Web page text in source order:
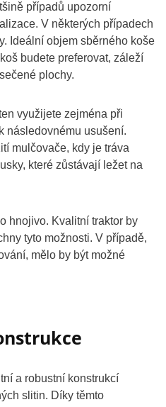
případů upozorní
V některých případech
Ideální objem sběrného koše
budete preferovat, záleží
plochy.
využijete zejména při
následovnému usušení.
mulčovače, kdy je tráva
které zůstávají ležet na
hnojivo. Kvalitní traktor by
tyto možnosti. V případě,
mělo by být možné
a robustní konstrukcí
slitin. Díky těmto